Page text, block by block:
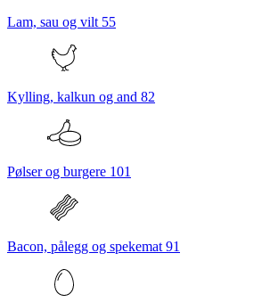
Lam, sau og vilt 55
Kylling, kalkun og and 82
Pølser og burgere 101
Bacon, pålegg og spekemat 91